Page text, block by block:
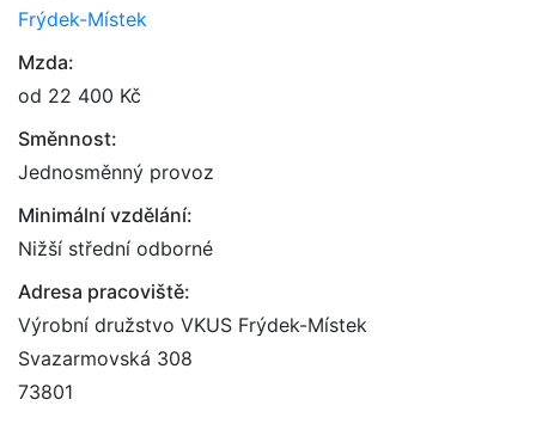
Frýdek-Místek
Mzda:
od 22 400 Kč
Směnnost:
Jednosměnný provoz
Minimální vzdělání:
Nižší střední odborné
Adresa pracoviště:
Výrobní družstvo VKUS Frýdek-Místek
Svazarmovská 308
73801